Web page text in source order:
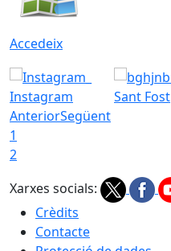
Accedeix
Instagram
Sant Fost
AnteriorSegüent
1
2
Xarxes socials:
Crèdits
Contacte